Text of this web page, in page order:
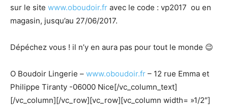
sur le site www.oboudoir.fr avec le code : vp2017 ou en
magasin, jusqu’au 27/06/2017.
Dépéchez vous ! il n’y en aura pas pour tout le monde 😉
O Boudoir Lingerie – www.oboudoir.fr – 12 rue Emma et
Philippe Tiranty -06000 Nice[/vc_column_text]
[/vc_column][/vc_row][vc_row][vc_column width= »1/2″]